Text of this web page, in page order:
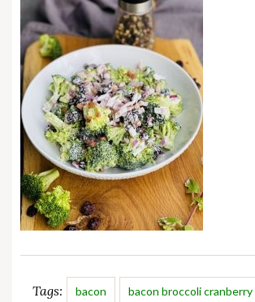
Tags: bacon bacon broccoli cranberry